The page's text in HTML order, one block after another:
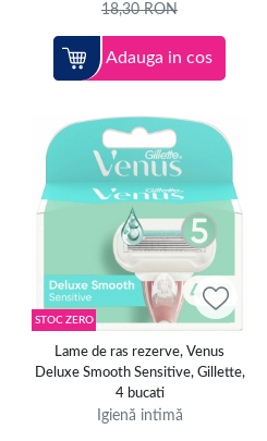
18,30RON
Adauga in cos
STOC ZERO
Lame de ras rezerve, Venus
Deluxe Smooth Sensitive, Gillette,
4 bucati
Igienă intimă